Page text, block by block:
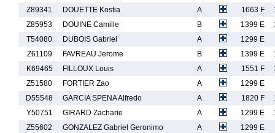
Z89341
DOUETTE Kostia A 1663 F
Z85953
DOUINE Camille B 1399 E
T54080
DUBOIS Gabriel A
1299 E
Z61109
FAVREAU Jerome B 1399 E
K69465
FILLOUX Louis A 1551 F
Z51580
FORTIER Zao A
1299 E
D55548
GARCIA SPENA Alfredo A 1820 F
Y50751
GIRARD Zacharie A 1299 E
Z55602
GONZALEZ Gabriel Geronimo A
1299 E